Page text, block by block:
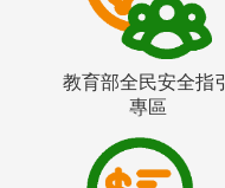
教育部全民安全指引
專區